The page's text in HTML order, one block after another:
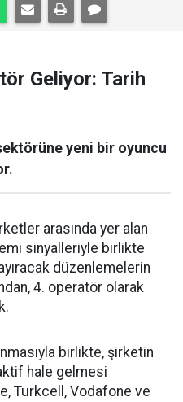
Geliyor: Tarih
yeni bir oyuncu
arasında yer alan
sinyalleriyle birlikte
düzenlemelerin
4. operatör olarak
birlikte, şirketin
hale gelmesi
Turkcell, Vodafone ve